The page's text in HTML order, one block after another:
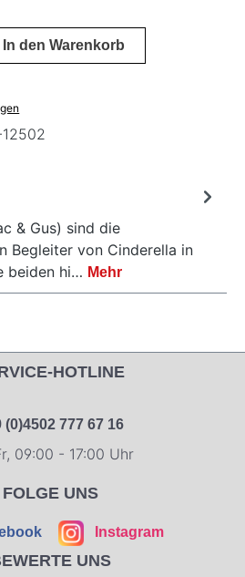
Gib den gewünschten
In den Warenkorb
& Gus) sind die
Begleiter von Cinderella in
beiden hi… Mehr
HOTLINE
(0)4502 777 67 16
09:00 - 17:00 Uhr
FOLGE UNS
Instagram
UNS